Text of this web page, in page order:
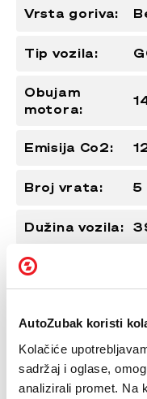
AutoZubak koristi
Kolačiće
sadržaj i oglase,
analizirali promet. Na
Vrsta goriva:
Tip vozila:
Obujam
motora:
Emisija Co2:
Broj vrata: 5
Dužina vozila:
Euro norma:
Oblik
karoserije: